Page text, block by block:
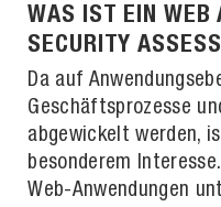
WAS IST EIN WEB
SECURITY
Da auf
Geschäftsprozesse
abgewickelt werden,
besonderem
Web-Anwendungen